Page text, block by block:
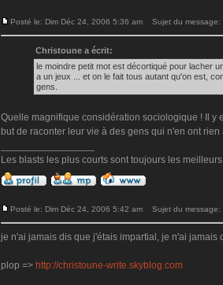
Posté le: Dim Déc 24, 2006 5:36 am Sujet du message:
Christoune a écrit:
le moindre petit mot est décortiqué pour lacher
a un jeux ... et on le fait tous autant qu'on est,
gens.
Quelle magnifique considération sociologique ! Il y
but de raconter leur vie à des gens qui n'en ont
Les blasts les plus courts sont toujours les
Posté le: Dim Déc 24, 2006 5:42 am Sujet du message:
je n'ai jamais dis que j'étais impartial, je n'ai
plop => http://christoune-write.skyblog.com